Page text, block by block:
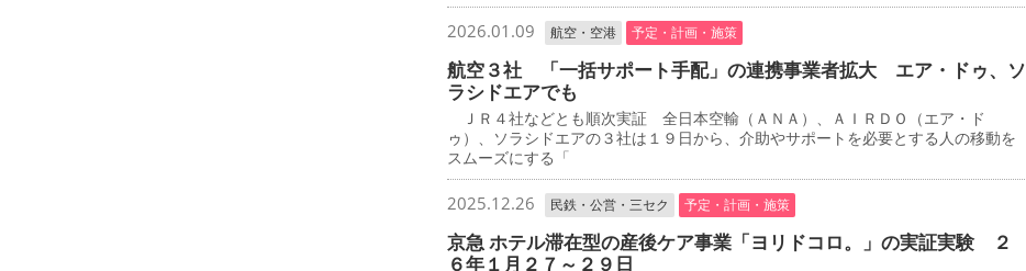
2026.01.09 航空・空港 予定・計画・施策
航空３社 「一括サポート手配」の連携事業者拡大 エア・ドゥ、ソ
ラシドエアでも
ＪＲ４社などとも順次実証 全日本空輸（ＡＮＡ）、ＡＩＲＤＯ（エア・ド
ゥ）、ソラシドエアの３社は１９日から、介助やサポートを必要とする人の移動を
スムーズにする「
2025.12.26 民鉄・公営・三セク 予定・計画・施策
京急 ホテル滞在型の産後ケア事業「ヨリドコロ。」の実証実験 ２
６年１月２７～２９日